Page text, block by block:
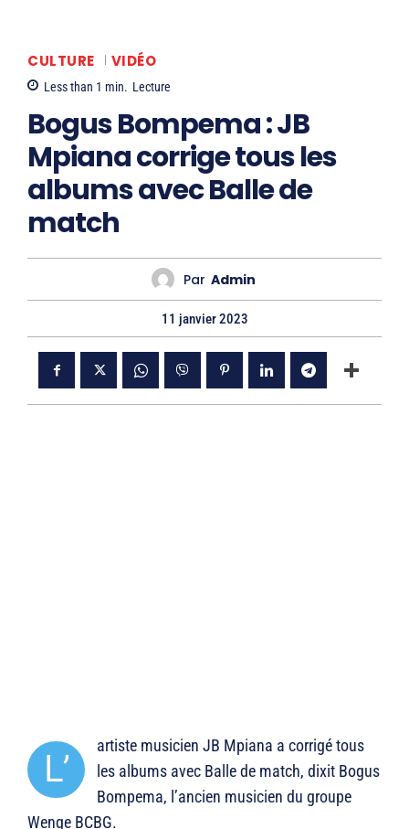
CULTURE VIDÉO
Less than 1 min. Lecture
Bogus Bompema : JB
Mpiana corrige tous les
albums avec Balle de
match
Par Admin
11 janvier 2023
L’
artiste musicien JB Mpiana a corrigé tous
les albums avec Balle de match, dixit Bogus
Bompema, l’ancien musicien du groupe
Wenge BCBG.